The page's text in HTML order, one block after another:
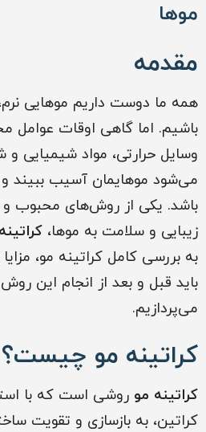
موها
مقدمه
همه ما دوست داریم موهایی
باشیم. اما گاهی اوقات عوامل
وسایل حرارتی، مواد شیمیایی
می‌شود موهایمان آسیب ببیند
باشد. یکی از روش‌های محبوب و
زیبایی و سلامت به موها،
به بررسی کامل کراتینه مو،
باید قبل و بعد از انجام این
می‌پردازیم.
کراتینه مو چیست؟
کراتینه مو روشی است که با
کراتین، به بازسازی و تقویت